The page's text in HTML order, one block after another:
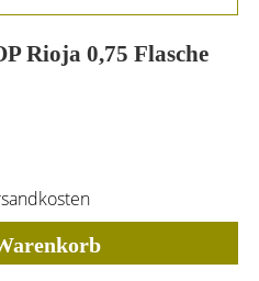
Rioja 0,75 Flasche